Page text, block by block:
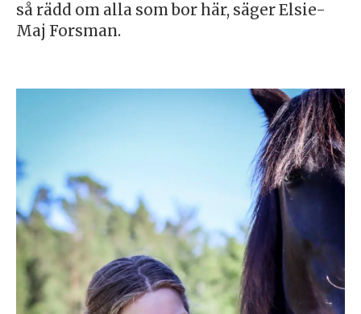
så rädd om alla som bor här, säger Elsie-
Maj Forsman.